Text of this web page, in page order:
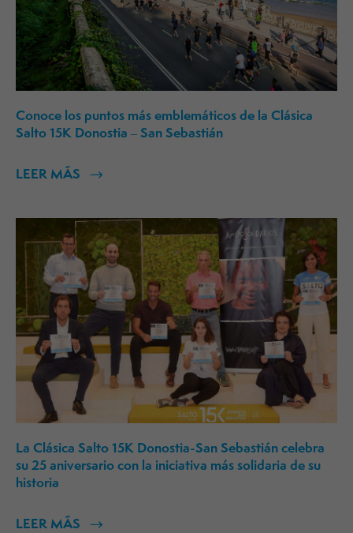
Conoce los puntos más emblemáticos de la Clásica
Salto 15K Donostia – San Sebastián
LEER MÁS
La Clásica Salto 15K Donostia-San Sebastián celebra
su 25 aniversario con la iniciativa más solidaria de su
historia
LEER MÁS